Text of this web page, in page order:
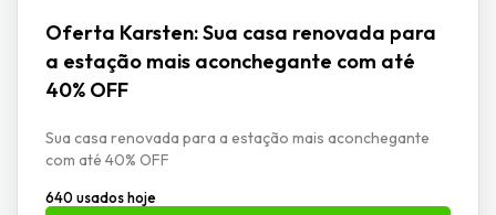
Oferta Karsten: Sua casa renovada para
a estação mais aconchegante com até
40% OFF
Sua casa renovada para a estação mais aconchegante
com até 40% OFF
640 usados hoje